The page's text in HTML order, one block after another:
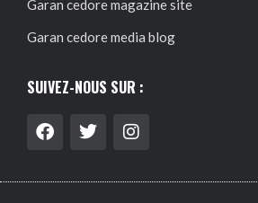
Garan cedore magazine site
Garan cedore media blog
SUIVEZ-NOUS SUR :